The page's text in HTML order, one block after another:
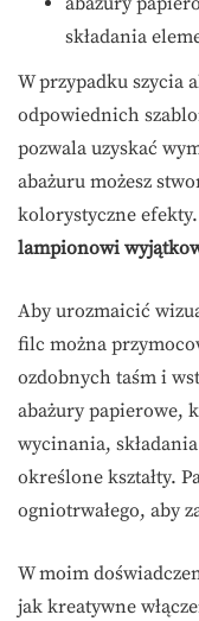
składania
W przypadku szycia
odpowiednich
pozwala uzyskać
abażuru możesz
kolorystyczne efekty.
lampionowi
Aby urozmaicić
filc można
ozdobnych taśm i
abażury papierowe,
wycinania,
określone kształty.
ogniotrwałego, aby
W moim
jak kreatywne